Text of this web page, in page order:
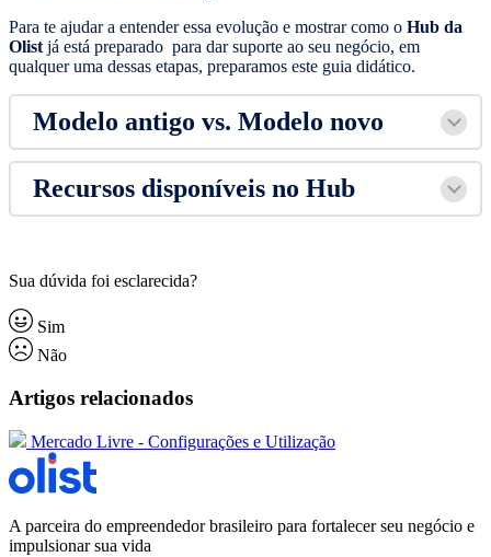
Para te ajudar a entender essa evolução e mostrar como o Hub da
Olist já está preparado para dar suporte ao seu negócio, em
qualquer uma dessas etapas, preparamos este guia didático.
Modelo antigo vs. Modelo novo
Recursos disponíveis no Hub
Sua dúvida foi esclarecida?
Sim
Não
Artigos relacionados
Mercado Livre - Configurações e Utilização
A parceira do empreendedor brasileiro para fortalecer seu negócio e
impulsionar sua vida